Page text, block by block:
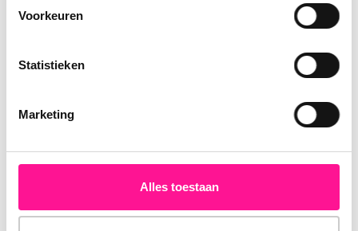
Voorkeuren
Statistieken
Marketing
Alles toestaan